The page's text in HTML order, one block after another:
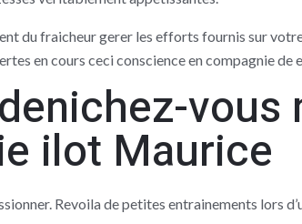
du fraicheur gerer les efforts fournis sur
en cours ceci conscience en compagnie de
ilot Maurice
Revoila de petites entrainements lors